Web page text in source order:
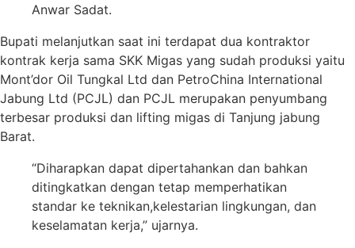
Anwar Sadat.
Bupati melanjutkan saat ini terdapat dua kontraktor
kontrak kerja sama SKK Migas yang sudah produksi yaitu
Mont’dor Oil Tungkal Ltd dan PetroChina International
Jabung Ltd (PCJL) dan PCJL merupakan penyumbang
terbesar produksi dan lifting migas di Tanjung jabung
Barat.
“Diharapkan dapat dipertahankan dan bahkan
ditingkatkan dengan tetap memperhatikan
standar ke teknikan,kelestarian lingkungan, dan
keselamatan kerja,” ujarnya.